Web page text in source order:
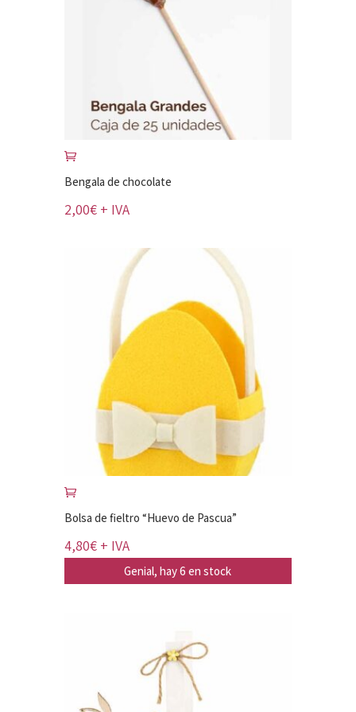
Bengala de chocolate
2,00€ + IVA
Bolsa de fieltro “Huevo de Pascua”
4,80€ + IVA
Genial, hay 6 en stock